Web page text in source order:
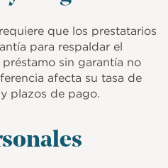
que los prestatarios
para respaldar el
sin garantía no
afecta su tasa de
plazos de pago.